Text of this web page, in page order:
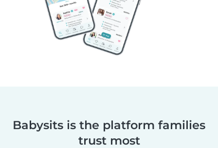
Babysits is the platform families
trust most